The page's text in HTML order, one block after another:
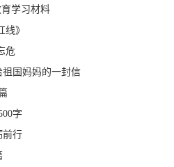
学习材料
》
危
国妈妈的一封信
字
前行